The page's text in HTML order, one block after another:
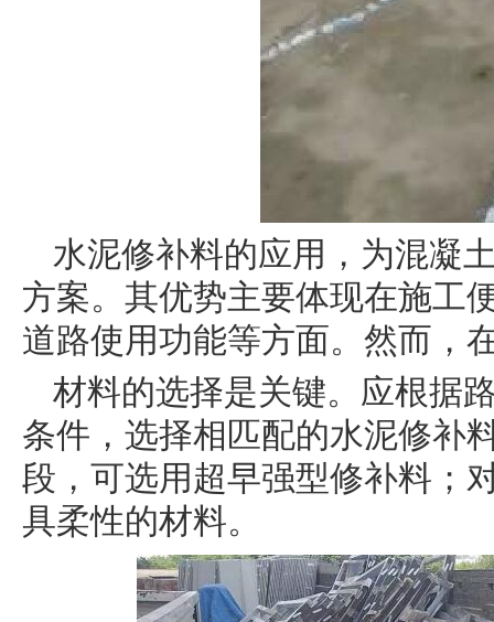
水泥修补料的应用，为混凝
方案。其优势主要体现在施工
道路使用功能等方面。然而，
材料的选择是关键。应根据
条件，选择相匹配的水泥修补
段，可选用超早强型修补料；
具柔性的材料。